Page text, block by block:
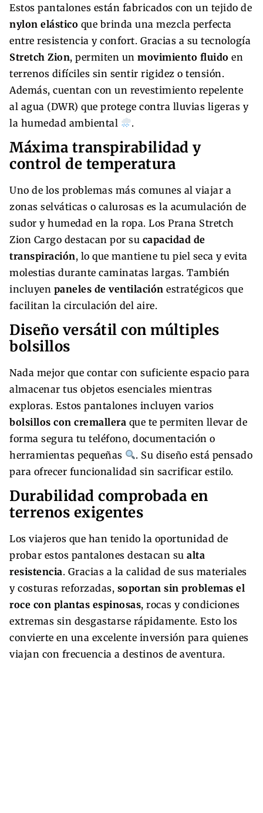
Estos pantalones están fabricados con un tejido de
nylon elástico que brinda una mezcla perfecta
entre resistencia y confort. Gracias a su tecnología
Stretch Zion, permiten un movimiento fluido en
terrenos difíciles sin sentir rigidez o tensión.
Además, cuentan con un revestimiento repelente
al agua (DWR) que protege contra lluvias ligeras y
la humedad ambiental
.
Máxima transpirabilidad y
control de temperatura
Uno de los problemas más comunes al viajar a
zonas selváticas o calurosas es la acumulación de
sudor y humedad en la ropa. Los Prana Stretch
Zion Cargo destacan por su capacidad de
transpiración, lo que mantiene tu piel seca y evita
molestias durante caminatas largas. También
incluyen paneles de ventilación estratégicos que
facilitan la circulación del aire.
Diseño versátil con múltiples
bolsillos
Nada mejor que contar con suficiente espacio para
almacenar tus objetos esenciales mientras
exploras. Estos pantalones incluyen varios
bolsillos con cremallera que te permiten llevar de
forma segura tu teléfono, documentación o
herramientas pequeñas
. Su diseño está pensado
para ofrecer funcionalidad sin sacrificar estilo.
Durabilidad comprobada en
terrenos exigentes
Los viajeros que han tenido la oportunidad de
probar estos pantalones destacan su alta
resistencia. Gracias a la calidad de sus materiales
y costuras reforzadas, soportan sin problemas el
roce con plantas espinosas, rocas y condiciones
extremas sin desgastarse rápidamente. Esto los
convierte en una excelente inversión para quienes
viajan con frecuencia a destinos de aventura.